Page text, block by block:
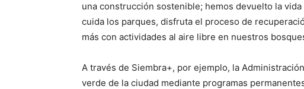
una construcción sostenible; hemos devuelto la
cuida los parques, disfruta el proceso de
más con actividades al aire libre en nuestros
A través de Siembra+, por ejemplo, la
verde de la ciudad mediante programas